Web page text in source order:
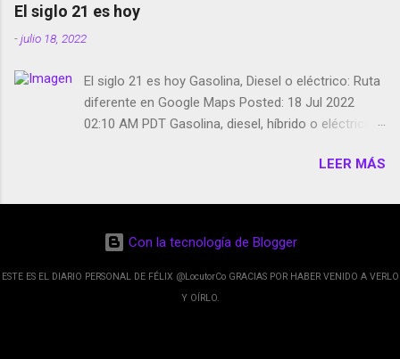
El siglo 21 es hoy
-julio 18, 2022
El siglo 21 es hoy Gasolina, Diesel o eléctrico: Ruta
diferente en Google Maps Posted: 18 Jul 2022
02:10 AM PDT Gasolina, diesel, híbrido o eléctrico:
de esos sentidos es lo que hacen los
desarrolladores de Alphabet, la compañía matriz
de Google; y por el otro lado tenemos el
crecimiento de Google Maps con lo que
informamos los usuarios reseñas del lugares
LEER MÁS
Con la tecnología de Blogger
ESTE ES EL DIARIO PERSONAL DE FÉLIX @LocutorCo GRACIAS POR HABER VENIDO A VERLO
Y OÍRLO.